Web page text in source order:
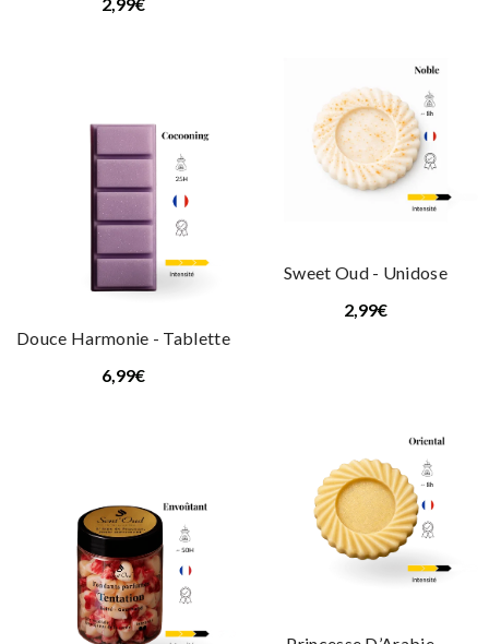
Sweet Oud - Unidose
2,99€
Douce Harmonie - Tablette
6,99€